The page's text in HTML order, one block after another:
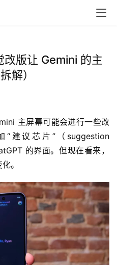
版让 Gemini 的主
解）
主屏幕可能会进行一些改
建议芯片”（suggestion
的界面。但现在看来，
。